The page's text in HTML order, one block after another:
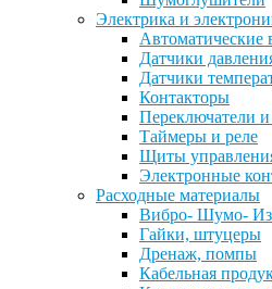
Электрика и
Автоматические
Датчики
Датчики
Контакторы
Переключатели
Таймеры и реле
Щиты
Электронные
Расходные материалы
Вибро- Шумо-
Гайки, штуцеры
Дренаж, помпы
Кабельная